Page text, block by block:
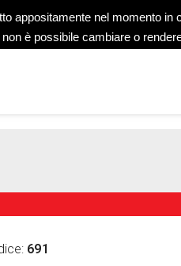
appositamente nel momento in
è possibile cambiare o
691